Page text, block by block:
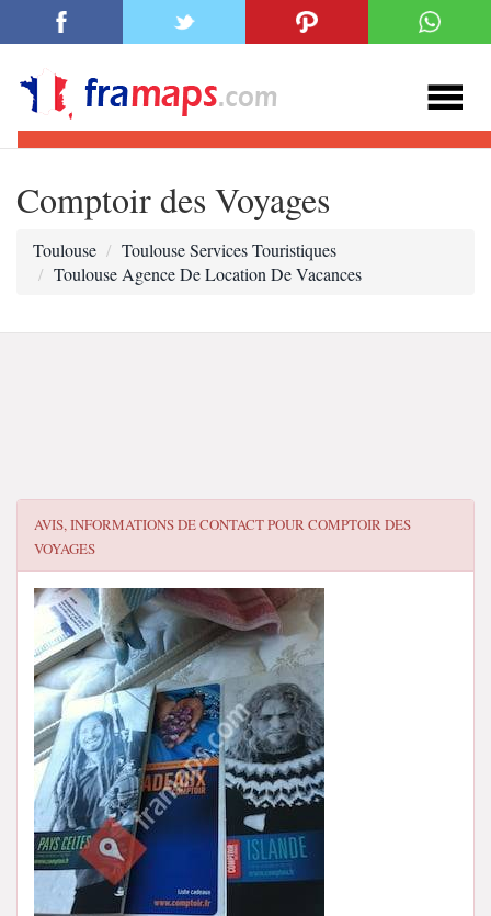
Comptoir des Voyages
Toulouse
Toulouse Services Touristiques
Toulouse Agence De Location De Vacances
AVIS, INFORMATIONS DE CONTACT POURCOMPTOIR DES
VOYAGES